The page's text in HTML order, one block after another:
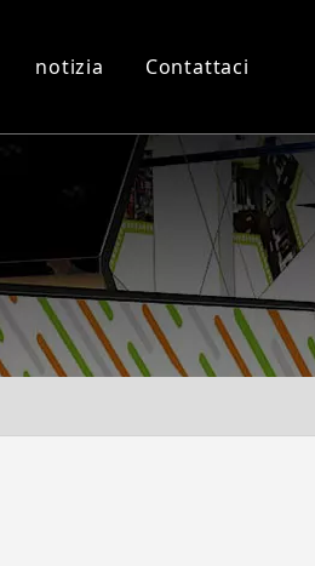
Panoramica del Prodotto
notizia Contattaci